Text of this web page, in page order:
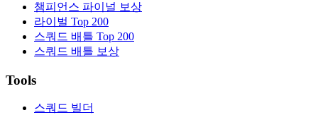
챔피언스 파이널 보상
라이벌 Top 200
스쿼드 배틀 Top 200
스쿼드 배틀 보상
Tools
스쿼드 빌더